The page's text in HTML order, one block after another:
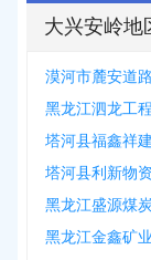
大兴安岭地
漠河市麓安道
黑龙江泗龙工
塔河县福鑫祥
塔河县利新物
黑龙江盛源煤
黑龙江金鑫矿